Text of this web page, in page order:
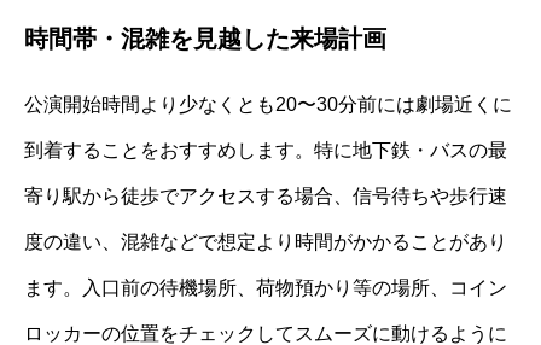
時間帯・混雑を見越した来場計画
公演開始時間より少なくとも20〜30分前には劇場近くに
到着することをおすすめします。特に地下鉄・バスの最
寄り駅から徒歩でアクセスする場合、信号待ちや歩行速
度の違い、混雑などで想定より時間がかかることがあり
ます。入口前の待機場所、荷物預かり等の場所、コイン
ロッカーの位置をチェックしてスムーズに動けるように